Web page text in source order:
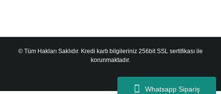
Whatsapp Sipariş
© Tüm Hakları Saklıdır. Kredi kartı bilgileriniz 256bit SSL sertifikası ile
korunmaktadır.